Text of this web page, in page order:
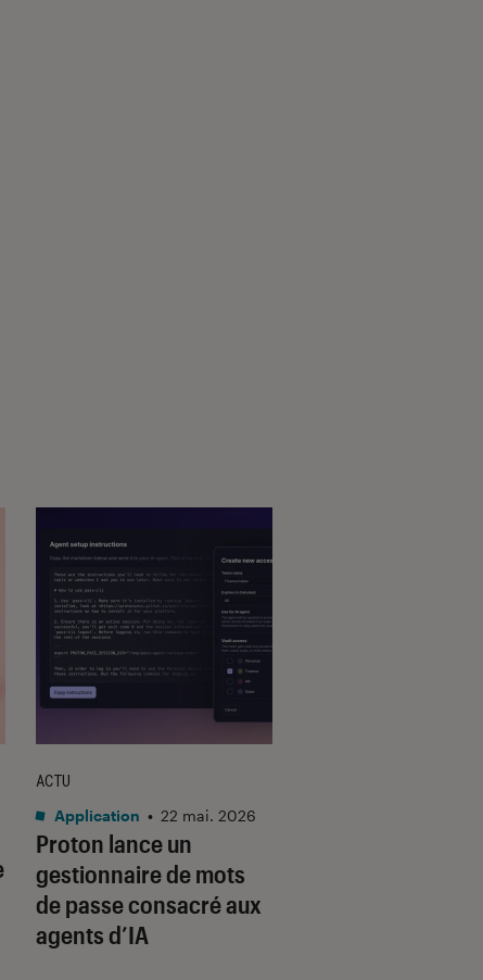
Proton lance un
gestionnaire de mots
de passe consacré aux
agents d’IA
ACTU
Application • 22 mai. 2026